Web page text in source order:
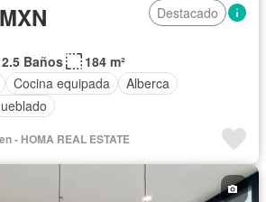
Destacado
2.5 Baños
184 m²
Cocina equipada
Alberca
- HOMA REAL ESTATE